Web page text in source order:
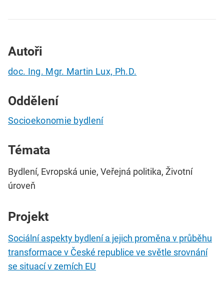
Autoři
doc. Ing. Mgr. Martin Lux, Ph.D.
Oddělení
Socioekonomie bydlení
Témata
Bydlení, Evropská unie, Veřejná politika, Životní
úroveň
Projekt
Sociální aspekty bydlení a jejich proměna v průběhu
transformace v České republice ve světle srovnání
se situací v zemích EU